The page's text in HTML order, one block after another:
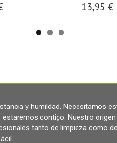
13,95 €
y humildad.Necesitamos
estaremos contigo. Nuestro origen
tanto de limpieza como